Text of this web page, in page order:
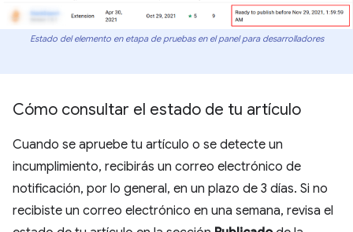
Estado del elemento en etapa de pruebas en el panel para desarrolladores
Cómo consultar el estado de tu artículo
Cuando se apruebe tu artículo o se detecte un
incumplimiento, recibirás un correo electrónico de
notificación, por lo general, en un plazo de 3 días. Si no
recibiste un correo electrónico en una semana, revisa el